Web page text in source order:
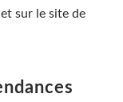
et sur le site de